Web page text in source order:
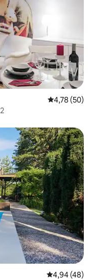
4,78 de uma
4,78 (50)
4,94 de uma
4,94 (48)